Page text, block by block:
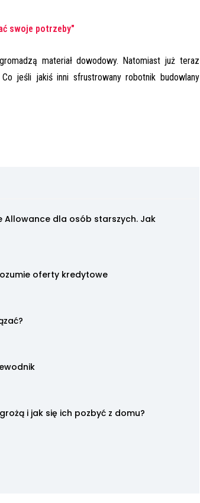
swoje potrzeby"
materiał dowodowy. Natomiast już teraz
jeśli jakiś inni sfrustrowany robotnik budowlany
dla osób starszych. Jak
oferty kredytowe
i jak się ich pozbyć z domu?